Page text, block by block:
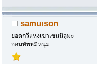
samuison
ยอดกวีแห่งเขาเซนนิคุมะ
จอมทัพหมีหนุ่ม